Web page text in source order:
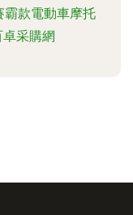
霸款電動車摩托
采購網